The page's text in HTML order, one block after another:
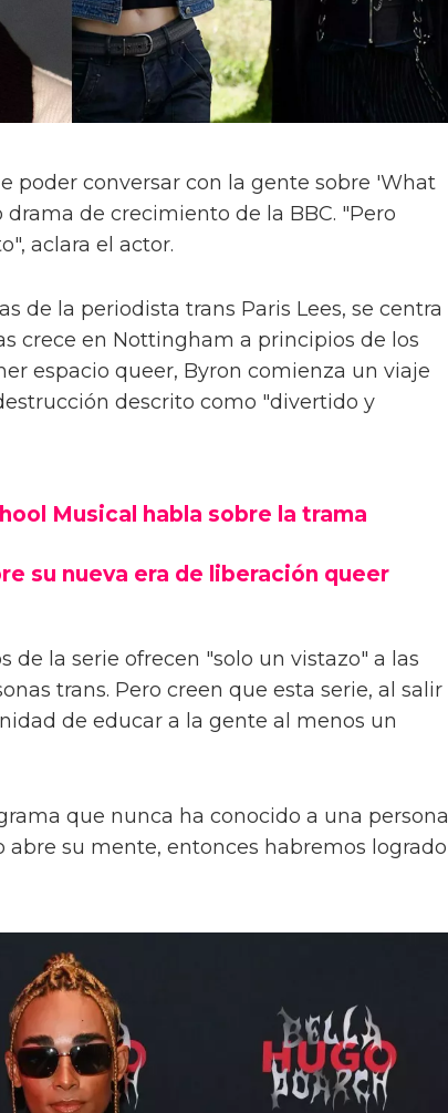
poder conversar con la gente sobre 'What
drama de crecimiento de la BBC. "Pero
aclara el actor.
de la periodista trans Paris Lees, se centra
crece en Nottingham a principios de los
espacio queer, Byron comienza un viaje
descrito como "divertido y
Musical habla sobre la trama
su nueva era de liberación queer
de la serie ofrecen "solo un vistazo" a las
trans. Pero creen que esta serie, al salir
de educar a la gente al menos un
que nunca ha conocido a una persona
abre su mente, entonces habremos logrado